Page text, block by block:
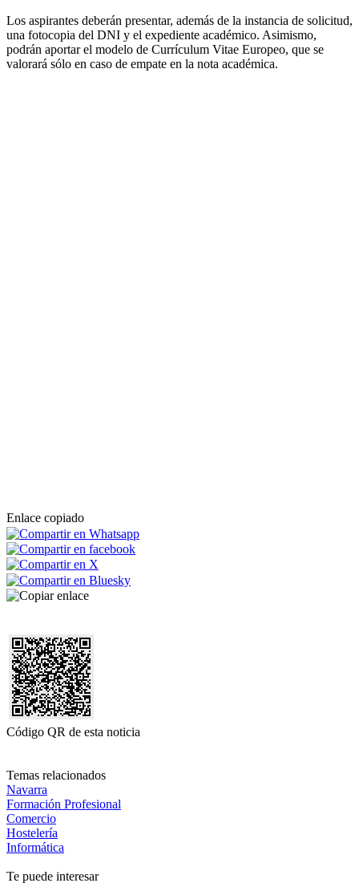
Los aspirantes deberán presentar, además de la instancia de solicitud,
una fotocopia del DNI y el expediente académico. Asimismo,
podrán aportar el modelo de Currículum Vitae Europeo, que se
valorará sólo en caso de empate en la nota académica.
Enlace copiado
Código QR de esta noticia
Temas relacionados
Navarra
Formación Profesional
Comercio
Hostelería
Informática
Te puede interesar